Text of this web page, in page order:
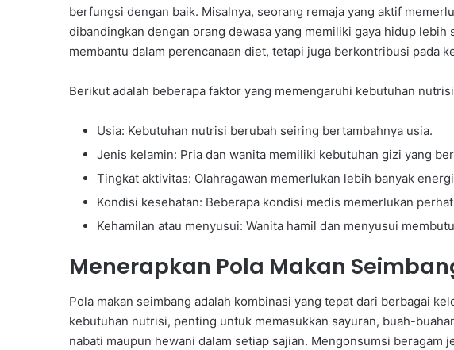
berfungsi dengan baik. Misalnya, seorang remaja yang aktif
dibandingkan dengan orang dewasa yang memiliki gaya hidup lebih
membantu dalam perencanaan diet, tetapi juga berkontribusi pada
Berikut adalah beberapa faktor yang memengaruhi kebutuhan
Usia: Kebutuhan nutrisi berubah seiring bertambahnya usia.
Jenis kelamin: Pria dan wanita memiliki kebutuhan gizi yang
Tingkat aktivitas: Olahragawan memerlukan lebih banyak
Kondisi kesehatan: Beberapa kondisi medis memerlukan
Kehamilan atau menyusui: Wanita hamil dan menyusui
Menerapkan Pola Makan
Pola makan seimbang adalah kombinasi yang tepat dari berbagai
kebutuhan nutrisi, penting untuk memasukkan sayuran, buah-
nabati maupun hewani dalam setiap sajian. Mengonsumsi beragam